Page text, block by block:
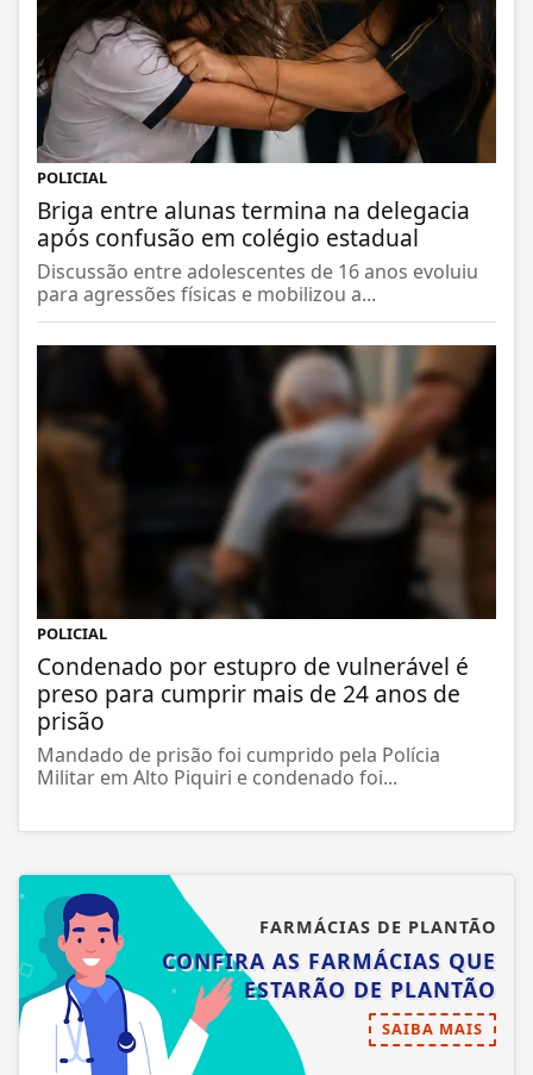
POLICIAL
Briga entre alunas termina na delegacia
após confusão em colégio estadual
Discussão entre adolescentes de 16 anos evoluiu
para agressões físicas e mobilizou a...
POLICIAL
Condenado por estupro de vulnerável é
preso para cumprir mais de 24 anos de
prisão
Mandado de prisão foi cumprido pela Polícia
Militar em Alto Piquiri e condenado foi...
FARMÁCIAS DE PLANTÃO
CONFIRA AS FARMÁCIAS QUE
ESTARÃO DE PLANTÃO
SAIBA MAIS